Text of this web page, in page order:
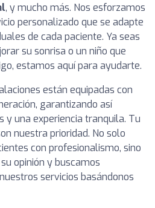
, y mucho más. Nos esforzamos
personalizado que se adapte
de cada paciente. Ya seas
su sonrisa o un niño que
estamos aquí para ayudarte.
están equipadas con
garantizando así
y una experiencia tranquila. Tu
nuestra prioridad. No solo
con profesionalismo, sino
opinión y buscamos
servicios basándonos